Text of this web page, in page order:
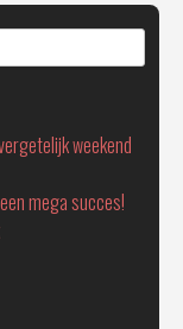
weekend
mega succes!